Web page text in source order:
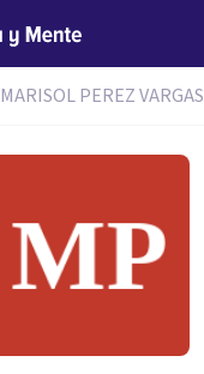
MARISOL PEREZ VARGAS